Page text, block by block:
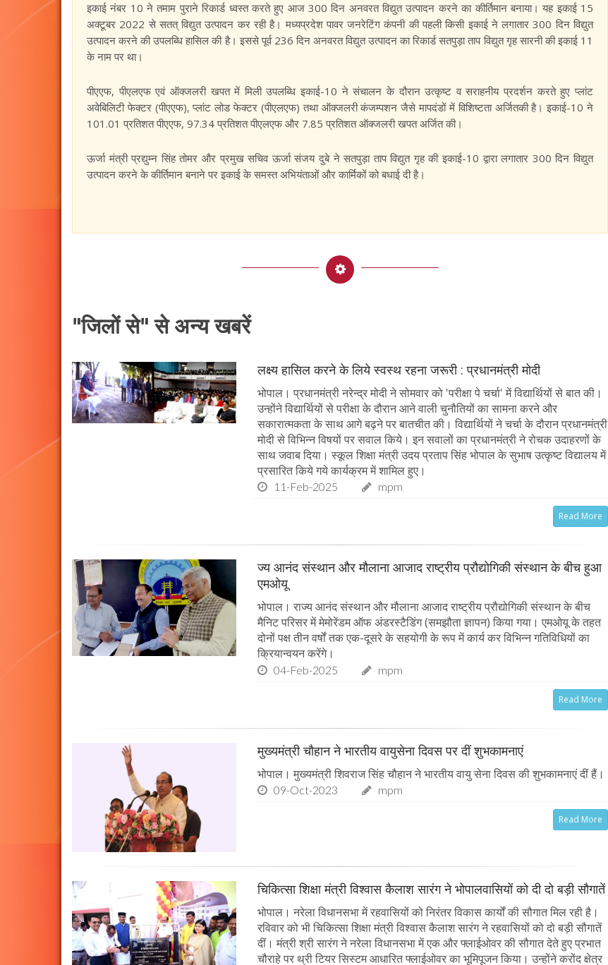
इकाई नंबर 10 ने तमाम पुराने रिकार्ड ध्वस्त करते हुए आज 300 दिन अनवरत विद्युत उत्पादन करने का कीर्तिमान बनाया। यह इकाई 15
अक्टूबर 2022 से सतत् विद्युत उत्पादन कर रही है। मध्यप्रदेश पावर जनरेटिंग कंपनी की पहली किसी इकाई ने लगातार 300 दिन विद्युत
उत्पादन करने की उपलब्धि हासिल की है। इससे पूर्व 236 दिन अनवरत विद्युत उत्पादन का रिकार्ड सतपुड़ा ताप विद्युत गृह सारनी की इकाई 11
के नाम पर था।
पीएएफ, पीएलएफ एवं ऑक्जलरी खपत में मिली उपलब्धि इकाई-10 ने संचालन के दौरान उत्कृष्ट व सराहनीय प्रदर्शन करते हुए प्लांट
अवेबिलिटी फेक्टर (पीएएफ), प्लांट लोड फेक्टर (पीएलएफ) तथा ऑक्जलरी कंजम्पशन जैसे मापदंडों में विशिष्टता अर्जित‍की है। इकाई-10 ने
101.01 प्रतिशत पीएएफ, 97.34 प्रतिशत पीएलएफ और 7.85 प्रतिशत ऑक्जलरी खपत अर्जित की।
ऊर्जा मंत्री प्रद्युम्न सिंह तोमर और प्रमुख सचिव ऊर्जा संजय दुबे ने सतपुड़ा ताप विद्युत गृह की इकाई-10 द्वारा लगातार 300 दिन विद्युत
उत्पादन करने के कीर्तिमान बनाने पर इकाई के समस्त अभियंताओं और कार्मिकों को बधाई दी है।
"जिलों से" से अन्य खबरें
लक्ष्य हासिल करने के लिये स्वस्थ रहना जरूरी : प्रधानमंत्री मोदी
भोपाल। प्रधानमंत्री नरेन्द्र मोदी ने सोमवार को 'परीक्षा पे चर्चा' में विद्यार्थियों से बात की।
उन्होंने विद्यार्थियों से परीक्षा के दौरान आने वाली चुनौतियों का सामना करने और
सकारात्मकता के साथ आगे बढ़ने पर बातचीत की। विद्यार्थियों ने चर्चा के दौरान प्रधानमंत्री
मोदी से विभिन्न विषयों पर सवाल किये। इन सवालों का प्रधानमंत्री ने रोचक उदाहरणों के
साथ जवाब दिया। स्कूल शिक्षा मंत्री उदय प्रताप सिंह भोपाल के सुभाष उत्कृष्ट विद्यालय में
प्रसारित किये गये कार्यक्रम में शामिल हुए।
11-Feb-2025 mpm
Read More
ज्य आनंद संस्थान और मौलाना आजाद राष्ट्रीय प्रौद्योगिकी संस्थान के बीच हुआ
एमओयू
भोपाल। राज्य आनंद संस्थान और मौलाना आजाद राष्ट्रीय प्रौद्योगिकी संस्थान के बीच
मैनिट परिसर में मेमोरेंडम ऑफ अंडरस्टैडिंग (समझौता ज्ञापन) किया गया। एमओयू के तहत
दोनों पक्ष तीन वर्षों तक एक-दूसरे के सहयोगी के रूप में कार्य कर विभिन्न गतिविधियों का
क्रियान्वयन करेंगे।
04-Feb-2025 mpm
Read More
मुख्यमंत्री चौहान ने भारतीय वायुसेना दिवस पर दीं शुभकामनाएं
भोपाल। मुख्यमंत्री शिवराज सिंह चौहान ने भारतीय वायु सेना दिवस की शुभकामनाएं दीं हैं।
09-Oct-2023 mpm
Read More
चिकित्सा शिक्षा मंत्री विश्वास कैलाश सारंग ने भोपालवासियों को दी दो बड़ी सौगातें
भोपाल। नरेला विधानसभा में रहवासियों को निरंतर विकास कार्यों की सौगात मिल रही है।
रविवार को भी चिकित्सा शिक्षा मंत्री विश्वास कैलाश सारंग ने रहवासियों को दो बड़ी सौगातें
दीं। मंत्री श्री सारंग ने नरेला विधानसभा में एक और फ्लाईओवर की सौगात देते हुए प्रभात
चौराहे पर थ्री टियर सिस्टम आधारित फ्लाईओवर का भूमिपूजन किया। उन्होंने करोंद क्षेत्र
Gud-Moongfali Chikki : सर्दियों का मजा हो जाएगा
दोगुना जब इस तरह बनाएंगे गुड़-मूंगफली की चिक्की